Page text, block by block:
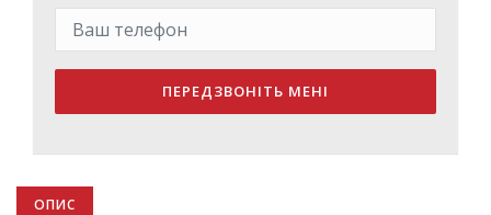
ПЕРЕДЗВОНІТЬ МЕНІ
ОПИС